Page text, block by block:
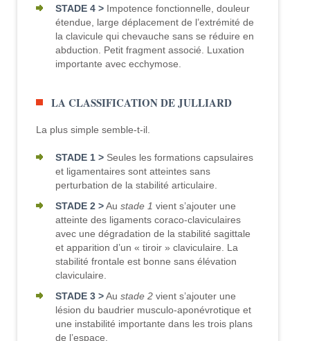
STADE 4 > Impotence fonctionnelle, douleur
étendue, large déplacement de l’extrémité de
la clavicule qui chevauche sans se réduire en
abduction. Petit fragment associé. Luxation
importante avec ecchymose.
LA CLASSIFICATION DE JULLIARD
La plus simple semble-t-il.
STADE 1 > Seules les formations capsulaires
et ligamentaires sont atteintes sans
perturbation de la stabilité articulaire.
STADE 2 >Austade 1 vient s’ajouter une
atteinte des ligaments coraco-claviculaires
avec une dégradation de la stabilité sagittale
et apparition d’un « tiroir » claviculaire. La
stabilité frontale est bonne sans élévation
claviculaire.
STADE 3 >Austade 2 vient s’ajouter une
lésion du baudrier musculo-aponévrotique et
une instabilité importante dans les trois plans
de l’espace.